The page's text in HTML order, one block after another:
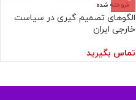
فروخته شده
الگوهای تصمیم گیری در سیاست
خارجی ایران
تماس بگیرید